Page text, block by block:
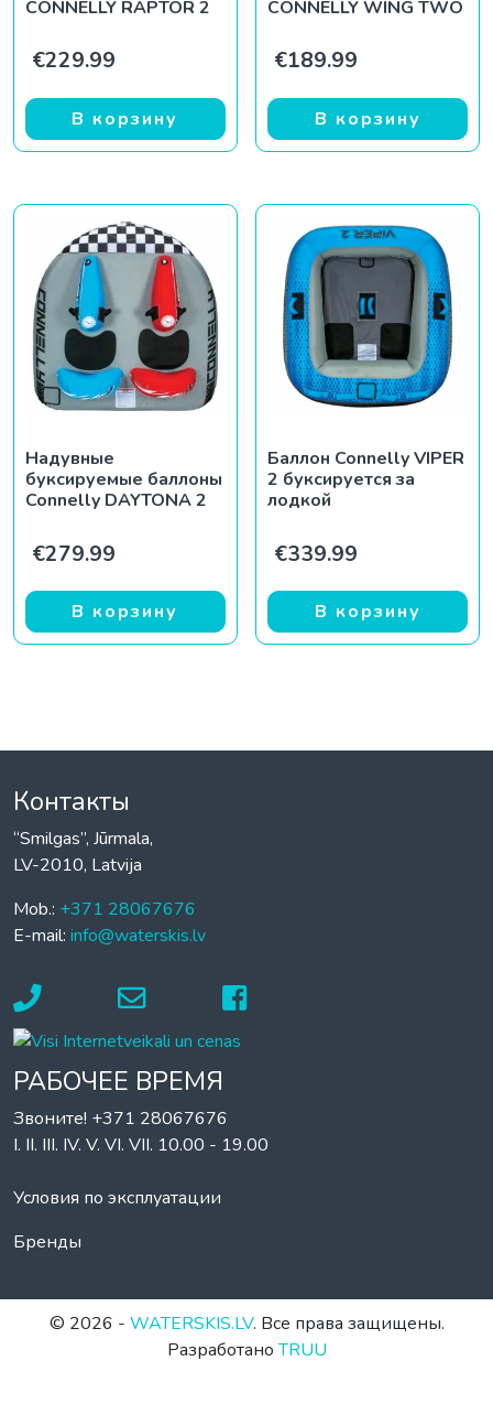
CONNELLY RAPTOR 2
€229.99
В корзину
CONNELLY WING TWO
€189.99
В корзину
Надувные
буксируемые баллоны
Connelly DAYTONA 2
€279.99
В корзину
Баллон Connelly VIPER
2 буксируется за
лодкой
€339.99
В корзину
Контакты
“Smilgas”, Jūrmala,
LV-2010, Latvija
Mob.: +371 28067676
E-mail: info@waterskis.lv
РАБОЧЕЕ ВРЕМЯ
Звоните! +371 28067676
I. II. III. IV. V. VI. VII. 10.00 - 19.00
Условия по эксплуатации
Бренды
© 2026 - WATERSKIS.LV. Все права защищены.
РазработаноTRUU